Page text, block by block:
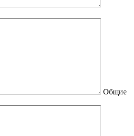
Общие